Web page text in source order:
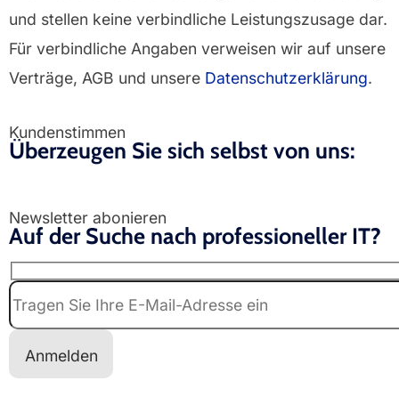
und stellen keine verbindliche Leistungszusage dar.
Für verbindliche Angaben verweisen wir auf unsere
Verträge, AGB und unsere Datenschutzerklärung.
Kundenstimmen
Überzeugen Sie sich selbst von uns:
Newsletter abonieren
Auf der Suche nach professioneller IT?